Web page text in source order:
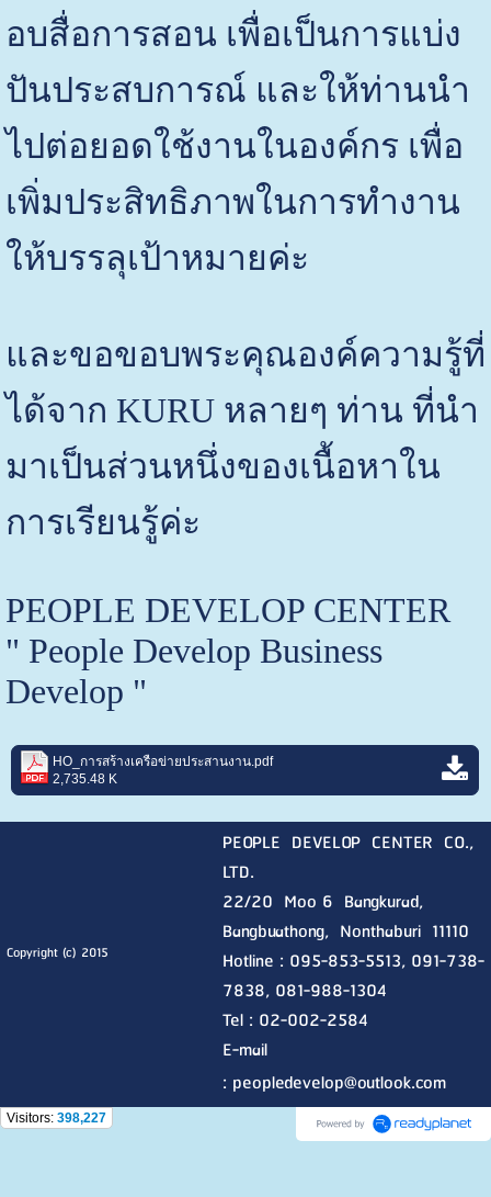
อบสื่อการสอน เพื่อเป็นการแบ่ง
ปันประสบการณ์ และให้ท่านนำ
ไปต่อยอดใช้งานในองค์กร เพื่อ
เพิ่มประสิทธิภาพในการทำงาน
ให้บรรลุเป้าหมายค่ะ
และขอขอบพระคุณองค์ความรู้ที่
ได้จาก KURU หลายๆ ท่าน ที่นำ
มาเป็นส่วนหนึ่งของเนื้อหาใน
การเรียนรู้ค่ะ
PEOPLE DEVELOP CENTER
" People Develop Business
Develop "
HO_การสร้างเครือข่ายประสานงาน.pdf
2,735.48 K
Copyright (c) 2015
PEOPLE DEVELOP CENTER CO.,
LTD.
22/20 Moo 6 Bangkurad,
Bangbuathong, Nonthaburi 11110
Hotline : 095-853-5513, 091-738-
7838, 081-988-1304
Tel : 02-002-2584
E-mail
: peopledevelop@outlook.com
Visitors: 398,227